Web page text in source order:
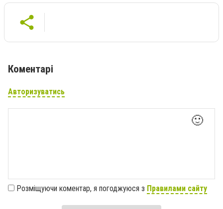
Коментарі
Авторизуватись
🙂
Розміщуючи коментар, я погоджуюся з Правилами сайту